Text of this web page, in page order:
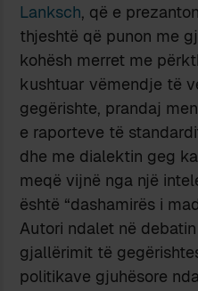
Lanksch, që e
thjeshtë që punon me
kohësh merret me
kushtuar vëmendje të
gegërishte, prandaj
e raporteve të
dhe me dialektin geg
meqë vijnë nga një
është “dashamirës i
Autori ndalet në
gjallërimit të
politikave gjuhësore